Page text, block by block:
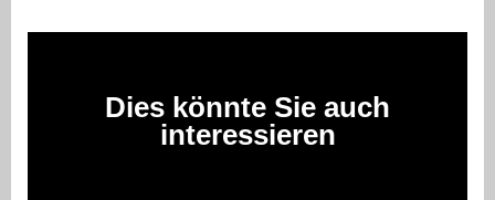
Dies könnte Sie auch
interessieren